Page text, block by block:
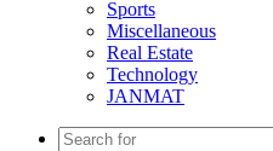
Sports
Miscellaneous
Real Estate
Technology
JANMAT